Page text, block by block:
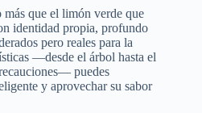
más que el limón verde que
identidad propia, profundo
pero reales para la
—desde el árbol hasta el
puedes
y aprovechar su sabor